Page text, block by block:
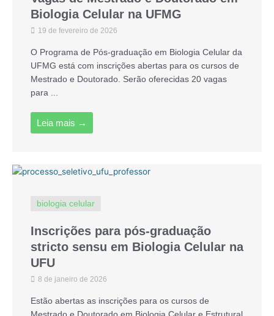
Biologia Celular na UFMG
19 de fevereiro de 2026
O Programa de Pós-graduação em Biologia Celular da
UFMG está com inscrições abertas para os cursos de
Mestrado e Doutorado. Serão oferecidas 20 vagas
para ...
Leia mais →
biologia celular
Inscrições para pós-graduação
stricto sensu em Biologia Celular na
UFU
8 de janeiro de 2026
Estão abertas as inscrições para os cursos de